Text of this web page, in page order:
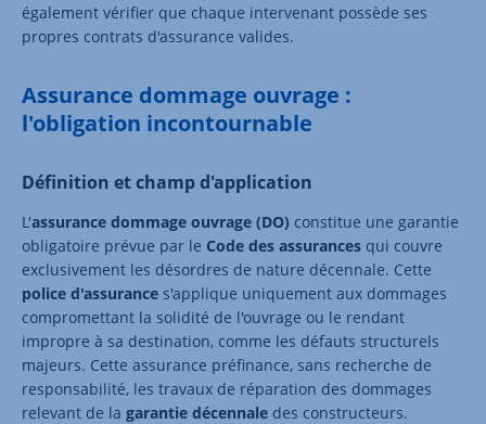
également vérifier que chaque intervenant possède ses
propres contrats d'assurance valides.
Assurance dommage ouvrage :
l'obligation incontournable
Définition et champ d'application
L'assurance dommage ouvrage (DO) constitue une garantie
obligatoire prévue par le Code des assurances qui couvre
exclusivement les désordres de nature décennale. Cette
police d'assurance s'applique uniquement aux dommages
compromettant la solidité de l'ouvrage ou le rendant
impropre à sa destination, comme les défauts structurels
majeurs. Cette assurance préfinance, sans recherche de
responsabilité, les travaux de réparation des dommages
relevant de la garantie décennale des constructeurs.